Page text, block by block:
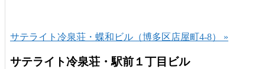
サテライト冷泉荘・蝶和ビル（博多区店屋町4-8） »
サテライト冷泉荘・駅前１丁目ビル